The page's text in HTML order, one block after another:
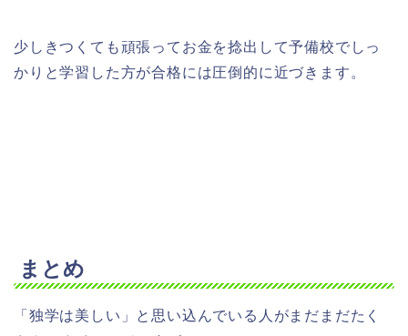
少しきつくても頑張ってお金を捻出して予備校でしっ
かりと学習した方が合格には圧倒的に近づきます。
まとめ
「独学は美しい」と思い込んでいる人がまだまだたく